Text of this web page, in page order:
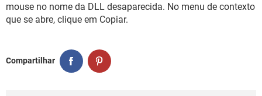
mouse no nome da DLL desaparecida. No menu de contexto
que se abre, clique em Copiar.
Compartilhar